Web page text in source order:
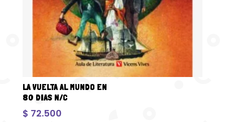
LA VUELTA AL MUNDO EN
80 DIAS N/C
$ 72.500